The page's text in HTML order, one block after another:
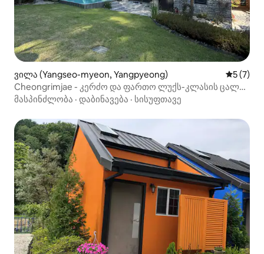
ვილა (Yangseo-myeon, Yangpyeong)
5 (7)
Cheongrimjae - კერძო და ფართო ლუქს-კლასის ცალკე
სახლი ტყეში
მასპინძლობა · დაბინავება · სისუფთავე